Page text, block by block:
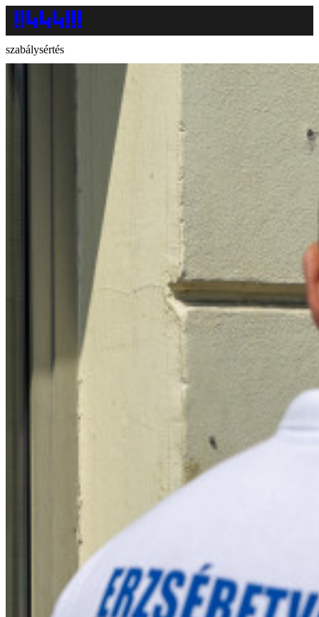
szabálysértés